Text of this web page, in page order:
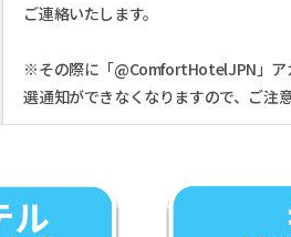
ご連絡いたします。
※その際に「@ComfortHotelJPN」ア
選通知ができなくなりますので、ご注